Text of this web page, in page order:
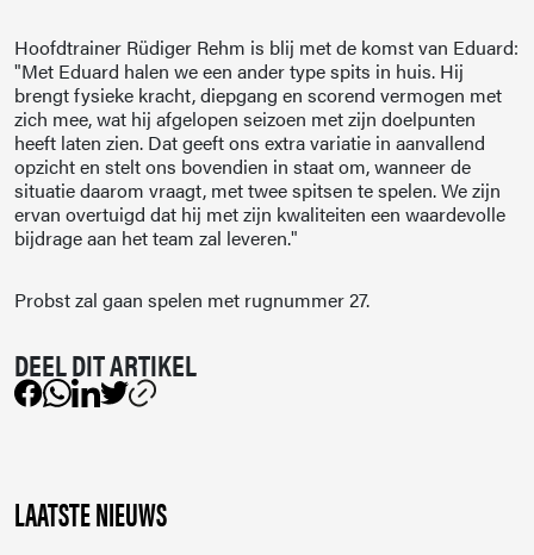
Hoofdtrainer Rüdiger Rehm is blij met de komst van Eduard:
"Met Eduard halen we een ander type spits in huis. Hij
brengt fysieke kracht, diepgang en scorend vermogen met
zich mee, wat hij afgelopen seizoen met zijn doelpunten
heeft laten zien. Dat geeft ons extra variatie in aanvallend
opzicht en stelt ons bovendien in staat om, wanneer de
situatie daarom vraagt, met twee spitsen te spelen. We zijn
ervan overtuigd dat hij met zijn kwaliteiten een waardevolle
bijdrage aan het team zal leveren."
Probst zal gaan spelen met rugnummer 27.
LAATSTE NIEUWS